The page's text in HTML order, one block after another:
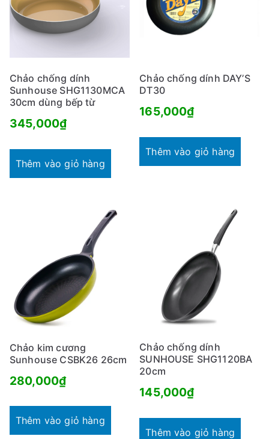
Chảo chống dính
Sunhouse SHG1130MCA
30cm dùng bếp từ
345,000₫
Thêm vào giỏ hàng
Chảo chống dính DAY’S
DT30
165,000₫
Thêm vào giỏ hàng
Chảo kim cương
Sunhouse CSBK26 26cm
280,000₫
Thêm vào giỏ hàng
Chảo chống dính
SUNHOUSE SHG1120BA
20cm
145,000₫
Thêm vào giỏ hàng